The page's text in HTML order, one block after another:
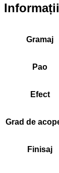
Gramaj
Pao
Efect
Grad de
Finisaj